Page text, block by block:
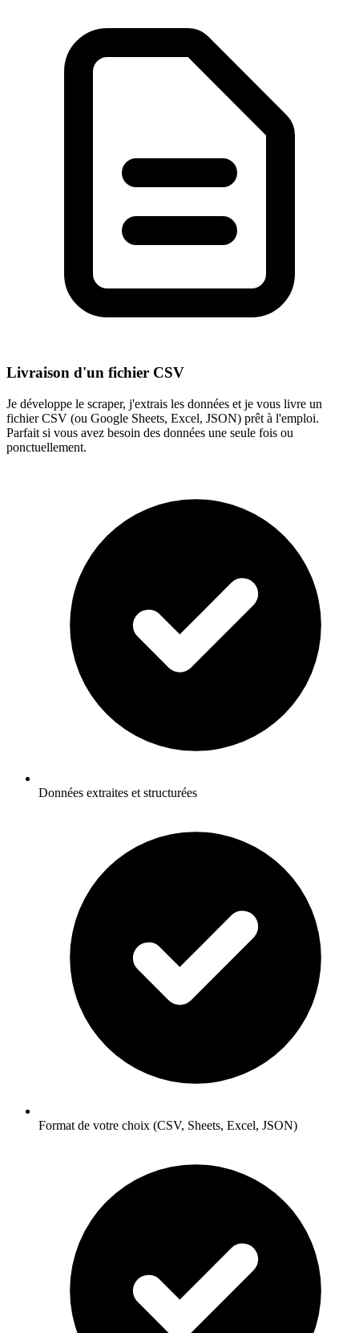
Livraison d'un fichier CSV
Je développe le scraper, j'extrais les données et je vous livre un
fichier CSV (ou Google Sheets, Excel, JSON) prêt à l'emploi.
Parfait si vous avez besoin des données une seule fois ou
ponctuellement.
Données extraites et structurées
Format de votre choix (CSV, Sheets, Excel, JSON)